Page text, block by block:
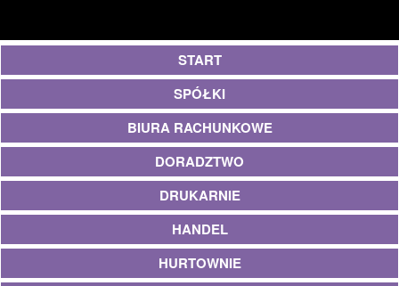
START
SPÓŁKI
BIURA RACHUNKOWE
DORADZTWO
DRUKARNIE
HANDEL
HURTOWNIE